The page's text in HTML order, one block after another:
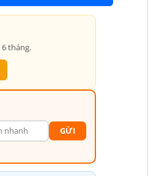
tháng.
GỪI